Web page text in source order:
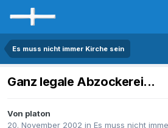
Es muss nicht immer Kirche sein
Ganz legale Abzockerei...
Von platon
20. November 2002 in Es muss nicht